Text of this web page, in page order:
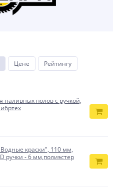
Цене
Рейтингу
наливных полов с ручкой,
краски", 110 мм,
ручки - 6 мм,полиэстер